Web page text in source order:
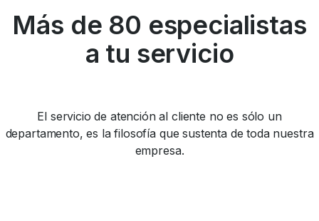
Más de 80 especialistas
a tu servicio
El servicio de atención al cliente no es sólo un
departamento, es la filosofía que sustenta de toda nuestra
empresa.